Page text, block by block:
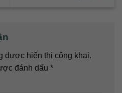
được hiển thị công khai.
đánh dấu *